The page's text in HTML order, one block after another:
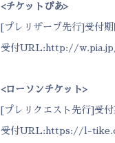
<チケットぴあ>
[プレリザーブ先行]受付
受付URL: http://
<ローソンチケット>
[プレリクエスト先行]受
受付URL: https://l-